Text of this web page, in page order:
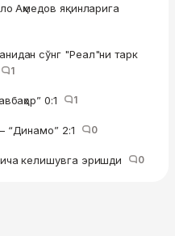
Аҳмедов яқинларига
сўнг "Реал"ни тарк
1
0:1 1
“Динамо” 2:1 0
келишувга эришди 0